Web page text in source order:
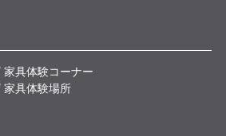
具体験コーナー
家具体験場所